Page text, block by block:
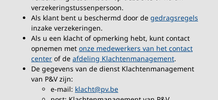
verzekeringstussenpersoon.
Als klant bent u beschermd door de gedragsregels
inzake verzekeringen.
Als u een klacht of opmerking hebt, kunt contact
opnemen met onze medewerkers van het contact
center of de afdeling Klachtenmanagement.
De gegevens van de dienst Klachtenmanagement
van P&V zijn:
e-mail: klacht@pv.be